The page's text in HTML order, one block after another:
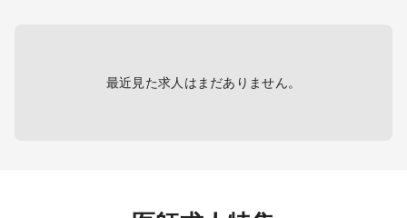
最近見た求人はまだありません。